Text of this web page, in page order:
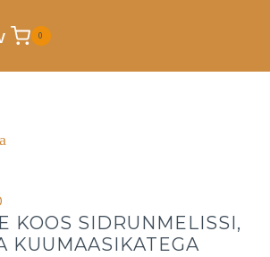
0
KOOS SIDRUNMELISSI,
KUUMAASIKATEGA